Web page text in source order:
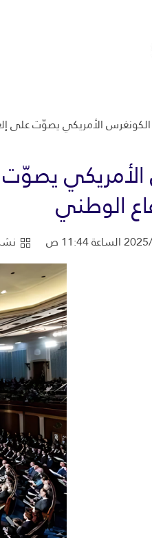
الكونغرس الأمريكي يصوّت على
يصوّت
الوطني